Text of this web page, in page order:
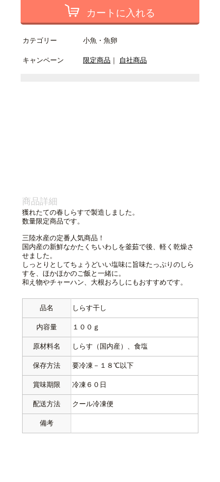
カートに入れる
カテゴリー 小魚・魚卵
キャンペーン 限定商品 ｜ 自社商品
商品詳細
獲れたての春しらすで製造しました。
数量限定商品です。
三陸水産の定番人気商品！
国内産の新鮮なかたくちいわしを釜茹で後、軽く乾燥さ
せました。
しっとりとしてちょうどいい塩味に旨味たっぷりのしら
すを、ほかほかのご飯と一緒に。
和え物やチャーハン、大根おろしにもおすすめです。
品名 しらす干し
内容量 １００ｇ
原材料名 しらす（国内産）、食塩
保存方法 要冷凍－１８℃以下
賞味期限 冷凍６０日
配送方法 クール冷凍便
備考